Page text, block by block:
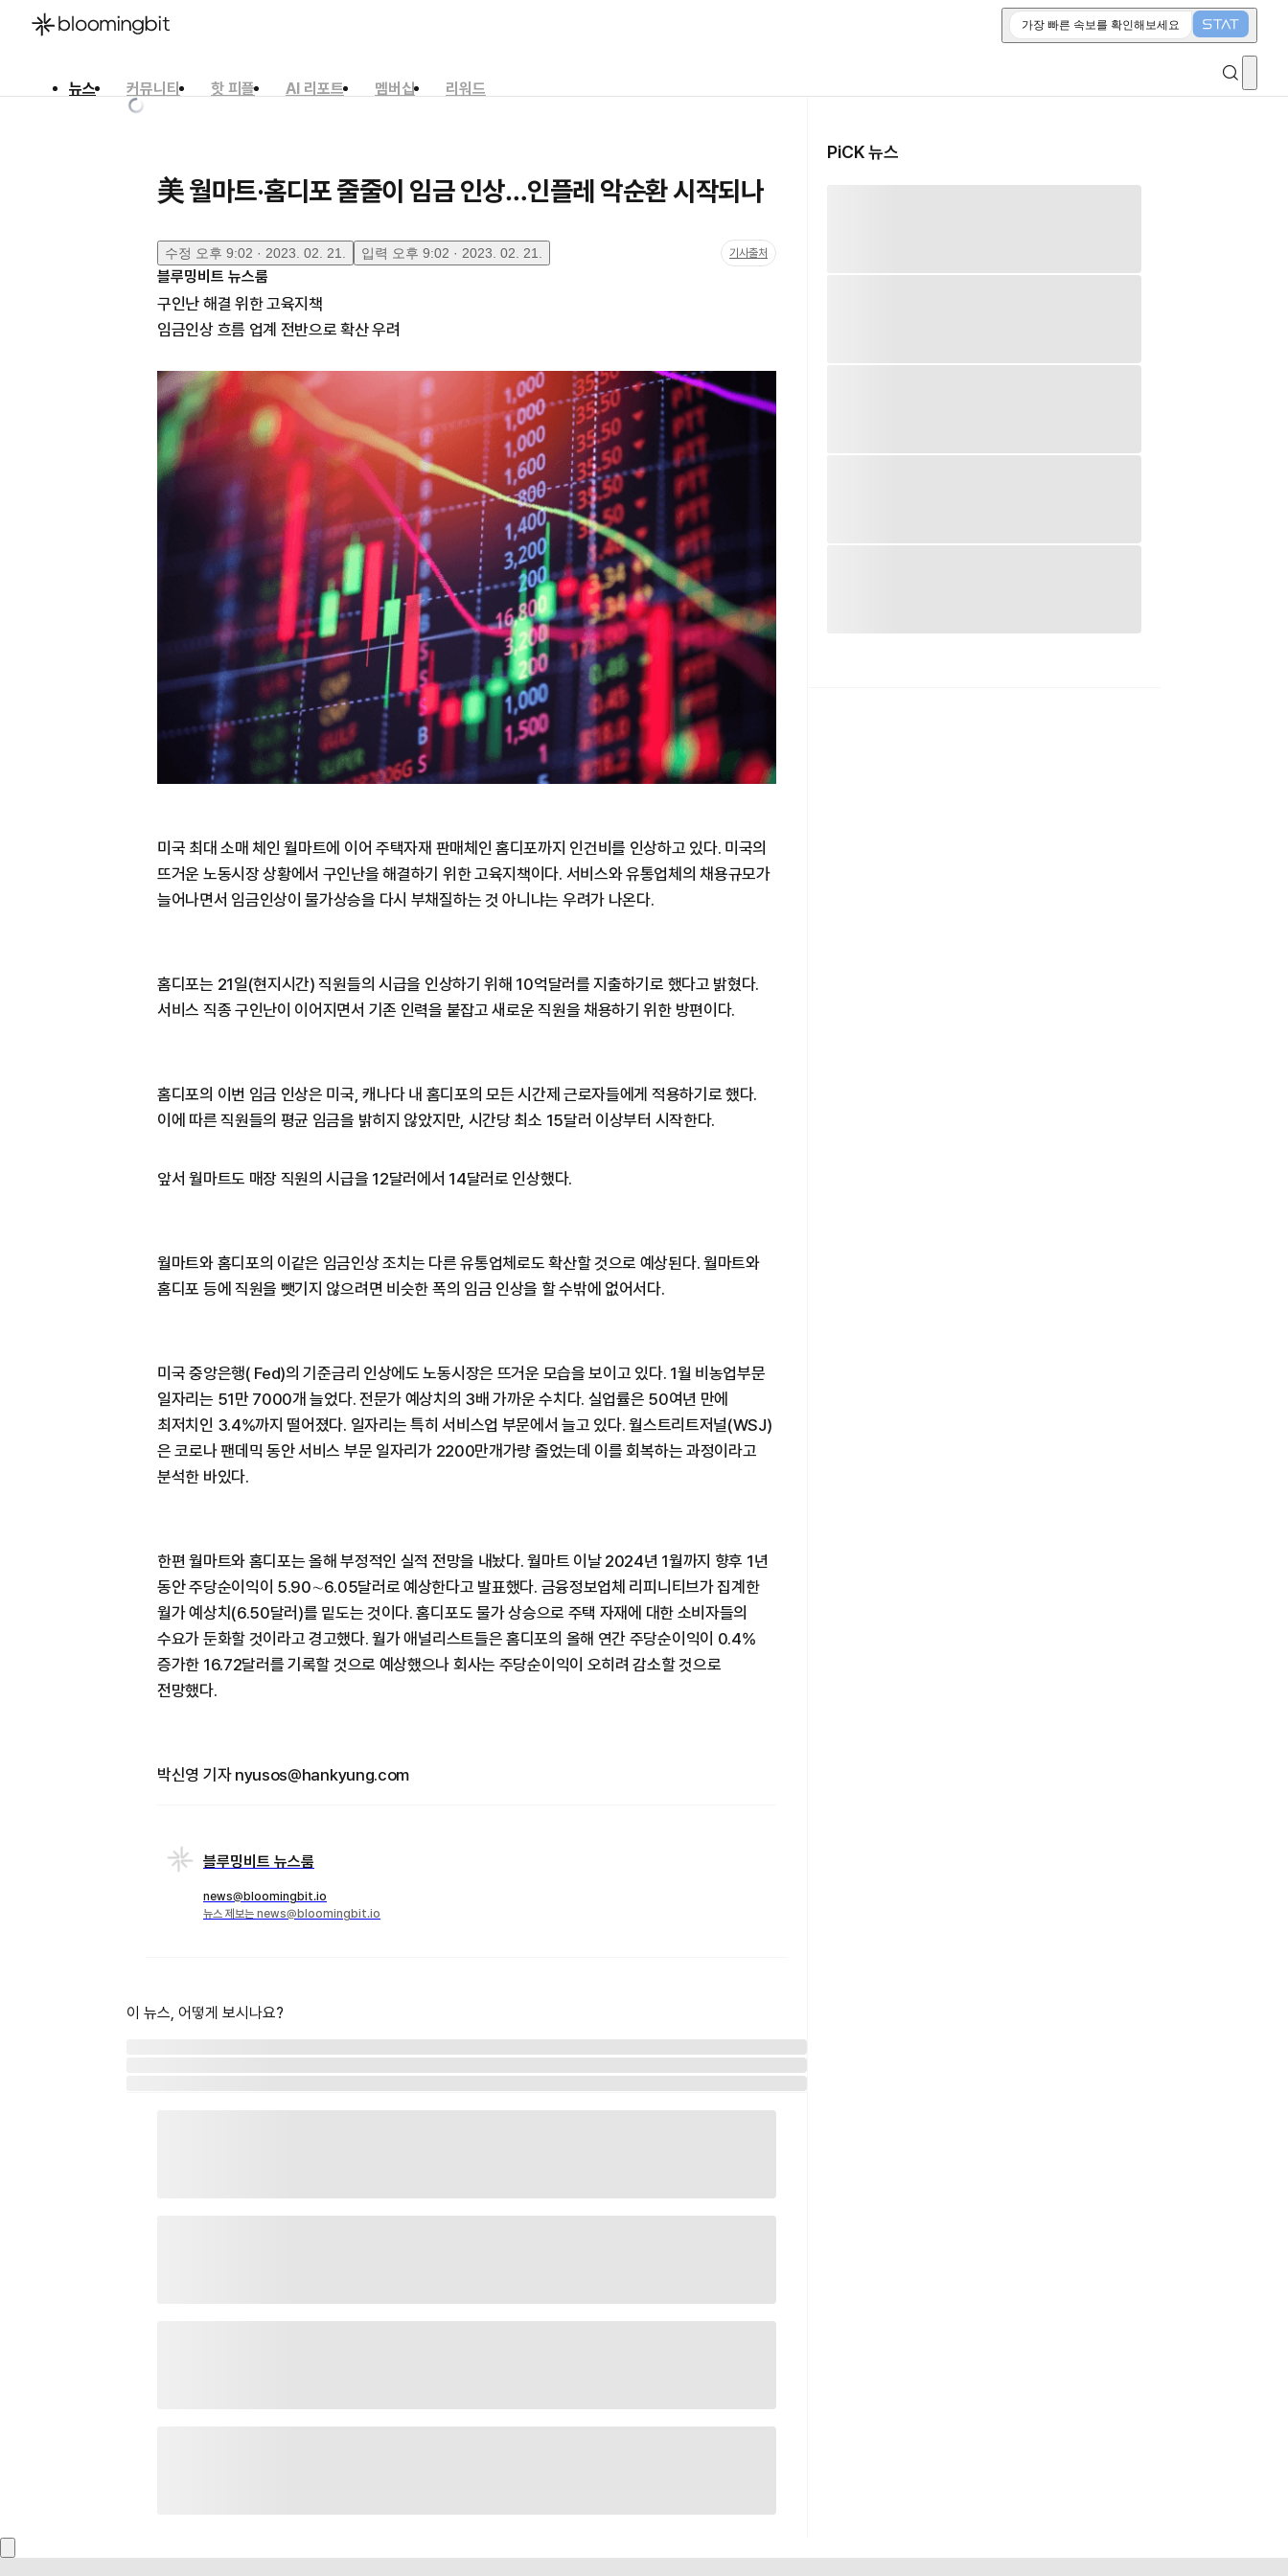
가장 빠른 속보를 확인해보세요
뉴스 커뮤니티 핫 피플 AI 리포트 멤버십
리워드
美 월마트·홈디포 줄줄이 임금 인상…인플레 악순환 시작되나
수정 오후 9:02 · 2023. 02. 21. 입력 오후 9:02 · 2023. 02. 21. 기사출처
블루밍비트 뉴스룸
구인난 해결 위한 고육지책
임금인상 흐름 업계 전반으로 확산 우려
미국 최대 소매 체인 월마트에 이어 주택자재 판매체인 홈디포까지 인건비를 인상하고 있다. 미국의
뜨거운 노동시장 상황에서 구인난을 해결하기 위한 고육지책이다. 서비스와 유통업체의 채용규모가
늘어나면서 임금인상이 물가상승을 다시 부채질하는 것 아니냐는 우려가 나온다.
홈디포는 21일(현지시간) 직원들의 시급을 인상하기 위해 10억달러를 지출하기로 했다고 밝혔다.
서비스 직종 구인난이 이어지면서 기존 인력을 붙잡고 새로운 직원을 채용하기 위한 방편이다.
홈디포의 이번 임금 인상은 미국, 캐나다 내 홈디포의 모든 시간제 근로자들에게 적용하기로 했다.
이에 따른 직원들의 평균 임금을 밝히지 않았지만, 시간당 최소 15달러 이상부터 시작한다.
앞서 월마트도 매장 직원의 시급을 12달러에서 14달러로 인상했다.
월마트와 홈디포의 이같은 임금인상 조치는 다른 유통업체로도 확산할 것으로 예상된다. 월마트와
홈디포 등에 직원을 뺏기지 않으려면 비슷한 폭의 임금 인상을 할 수밖에 없어서다.
미국 중앙은행( Fed)의 기준금리 인상에도 노동시장은 뜨거운 모습을 보이고 있다. 1월 비농업부문
일자리는 51만 7000개 늘었다. 전문가 예상치의 3배 가까운 수치다. 실업률은 50여년 만에
최저치인 3.4%까지 떨어졌다. 일자리는 특히 서비스업 부문에서 늘고 있다. 월스트리트저널(WSJ)
은 코로나 팬데믹 동안 서비스 부문 일자리가 2200만개가량 줄었는데 이를 회복하는 과정이라고
분석한 바있다.
한편 월마트와 홈디포는 올해 부정적인 실적 전망을 내놨다. 월마트 이날 2024년 1월까지 향후 1년
동안 주당순이익이 5.90∼6.05달러로 예상한다고 발표했다. 금융정보업체 리피니티브가 집계한
월가 예상치(6.50달러)를 밑도는 것이다. 홈디포도 물가 상승으로 주택 자재에 대한 소비자들의
수요가 둔화할 것이라고 경고했다. 월가 애널리스트들은 홈디포의 올해 연간 주당순이익이 0.4%
증가한 16.72달러를 기록할 것으로 예상했으나 회사는 주당순이익이 오히려 감소할 것으로
전망했다.
박신영 기자 nyusos@hankyung.com
블루밍비트 뉴스룸
news@bloomingbit.io
뉴스 제보는 news@bloomingbit.io
이 뉴스, 어떻게 보시나요?
PiCK 뉴스